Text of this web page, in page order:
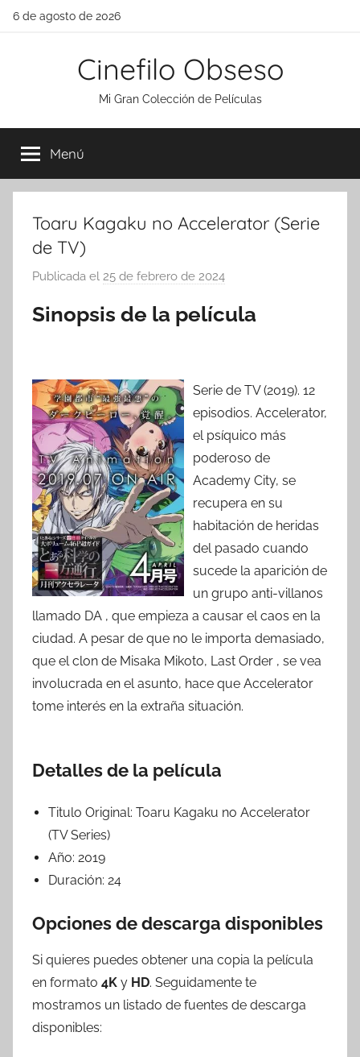
Saltar
6 de agosto de 2026
Cinefilo Obseso
Mi Gran Colección de Películas
Menú
Toaru Kagaku no Accelerator (Serie
de TV)
Publicada el 25 de febrero de 2024
r
Sinopsis de la película
Serie de TV (2019). 12
episodios. Accelerator,
el psíquico más
poderoso de
Academy City, se
recupera en su
habitación de heridas
del pasado cuando
sucede la aparición de
un grupo anti-villanos
llamado DA , que empieza a causar el caos en la
ciudad. A pesar de que no le importa demasiado,
que el clon de Misaka Mikoto, Last Order , se vea
involucrada en el asunto, hace que Accelerator
tome interés en la extraña situación.
Detalles de la película
Titulo Original: Toaru Kagaku no Accelerator
(TV Series)
Año: 2019
Duración: 24
Opciones de descarga disponibles
Si quieres puedes obtener una copia la película
en formato 4K y HD. Seguidamente te
mostramos un listado de fuentes de descarga
disponibles: